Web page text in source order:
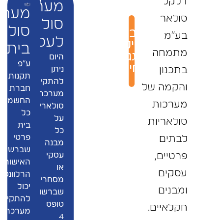
סולאר
בע"מ
מתמחה
בתכנון
והקמה של
מערכות
סולאריות
לבתים
פרטיים,
עסקים
ומבנים
חקלאיים.
קבלו
בדיקת
גג
בחינם
מערכות
סולאריות
לעסקים
היום
ניתן
להתקין
מערכת
סולארית
על
כל
מבנה
עסקי
או
מסחרי
שברשותו
טופס
4
ע"פ
תקנות
חברת
החשמל
כל
בית
פרטי
יכול
להתקין
מערכת